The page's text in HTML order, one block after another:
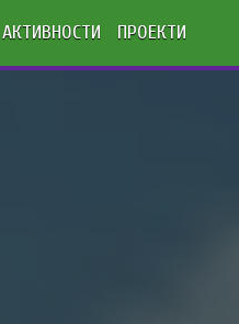
АКТИВНОСТИ ПРОЕКТИ